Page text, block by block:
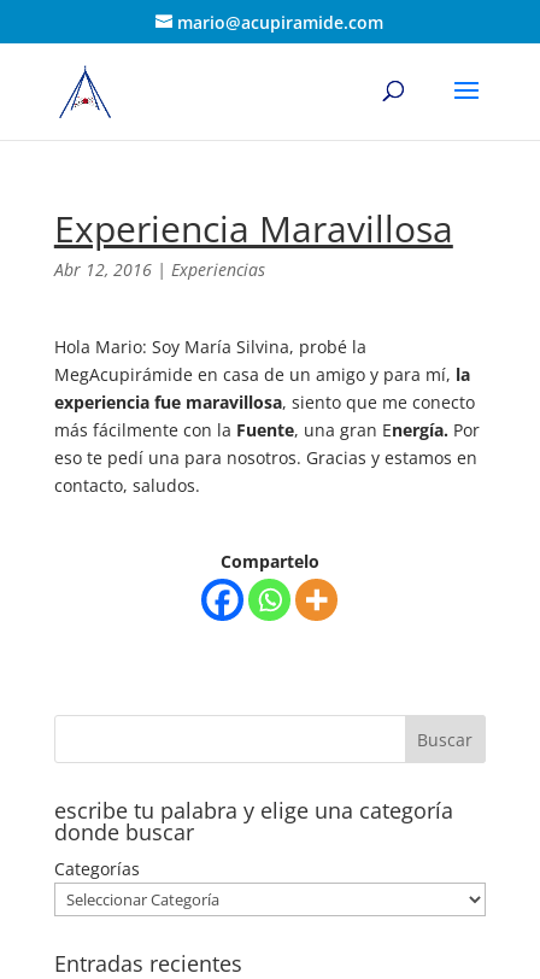
mario@acupiramide.com
Experiencia Maravillosa
Abr 12, 2016| Experiencias
Hola Mario: Soy María Silvina, probé la
MegAcupirámide en casa de un amigo y para mí, la
experiencia fue maravillosa, siento que me conecto
más fácilmente con la Fuente, una gran Energía.Por
eso te pedí una para nosotros. Gracias y estamos en
contacto, saludos.
Compartelo
escribe tu palabra y elige una categoría
donde buscar
Categorías
Entradas recientes